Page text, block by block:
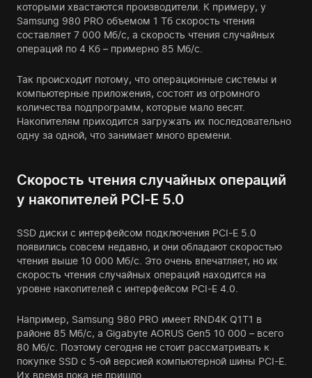
которыми хвастаются производители. К примеру, у
Samsung 980 PRO объемом 1 Тб скорость чтения
составляет 7 000 Мб/с, а скорость чтения случайных
операций по 4 Кб – примерно 85 Мб/с.
Так происходит потому, что операционные системы и
компьютерные приложения, состоят из огромного
количества подпрограмм, которые мало весят.
Накопителям приходится загружать их последовательно
одну за одной, что занимает много времени.
Скорость чтения случайных операций
у накопителей PCI-E 5.0
SSD диски с интерфейсом подключения PCI-E 5.0
появились совсем недавно, и они обладают скоростью
чтения выше 10 000 Мб/с. Это очень впечатляет, но их
скорость чтения случайных операций находится на
уровне накопителей с интерфейсом PCI-E 4.0.
Например, Samsung 980 PRO имеет RND4K Q1T1 в
районе 85 Мб/с, а Gigabyte AORUS Gen5 10 000 – всего
80 Мб/с. Поэтому сегодня не стоит рассматривать к
покупке SSD с 5-ой версией компьютерной шины PCI-E.
Их время пока не пришло.